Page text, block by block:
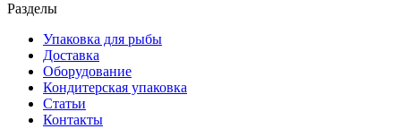
Разделы
Упаковка для рыбы
Доставка
Оборудование
Кондитерская упаковка
Статьи
Контакты